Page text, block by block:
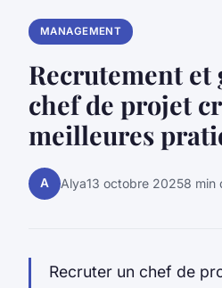
MANAGEMENT
Recrutement et
chef de projet
meilleures
A Alya13 octobre 20258 min
Recruter un chef de